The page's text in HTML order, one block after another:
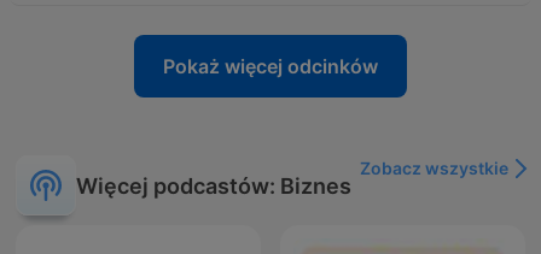
Pokaż więcej odcinków
Więcej podcastów: Biznes
Zobacz wszystkie